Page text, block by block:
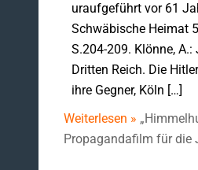
uraufgeführt vor 61
Schwäbische Heimat
S.204-209. Klönne, A.:
Dritten Reich. Die
ihre Gegner, Köln […]
Weiterlesen »
Propagandafilm für die